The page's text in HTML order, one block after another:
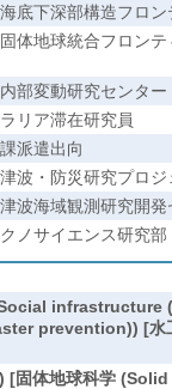
底下深部構造フロ
体地球統合フロン
部変動研究センター
リア滞在研究員
派遣出向
波・防災研究プロ
波海域観測研究開
ノサイエンス研究部
infrastructure
prevention)) [水
[固体地球科学